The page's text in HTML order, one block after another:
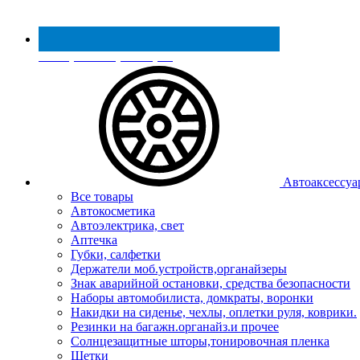
Реестр МинПромТорга
Все товары
Автокосметика
Автоэлектрика, свет
Аптечка
Губки, салфетки
Держатели моб.устройств,органайзеры
Знак аварийной остановки, средства безопасности
Наборы автомобилиста, домкраты, воронки
Накидки на сиденье, чехлы, оплетки руля, коврики.
Резинки на багажн.органайз.и прочее
Солнцезащитные шторы,тонировочная пленка
Щетки